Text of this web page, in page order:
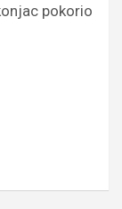
pokorio